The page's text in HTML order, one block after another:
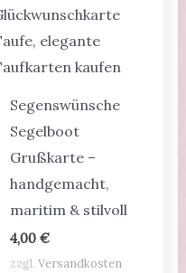
Segenswünsche
Segelboot
Grußkarte –
handgemacht,
maritim & stilvoll
4,00€
zzgl.Versandkosten